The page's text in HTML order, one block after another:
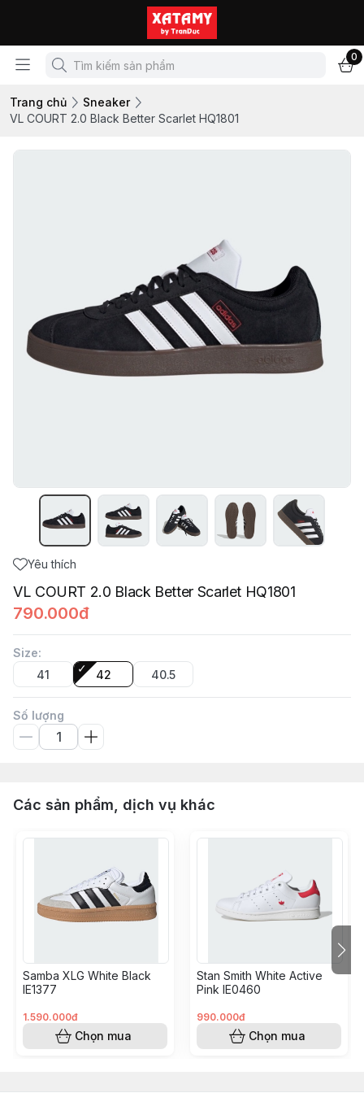
0
Trang chủ
Sneaker
VL COURT 2.0 Black Better Scarlet HQ1801
Yêu thích
VL COURT 2.0 Black Better Scarlet HQ1801
790.000đ
Size:
41
42 40.5
Số lượng
Các sản phẩm, dịch vụ khác
Samba XLG White Black
IE1377
1.590.000đ
Chọn mua
Stan Smith White Active
Pink IE0460
990.000đ
Chọn mua